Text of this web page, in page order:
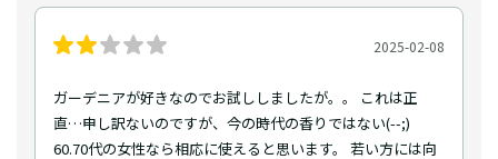
2025-02-08
ガーデニアが好きなのでお試ししましたが。。 これは正
直…申し訳ないのですが、今の時代の香りではない(--;)
60.70代の女性なら相応に使えると思います。 若い方には向